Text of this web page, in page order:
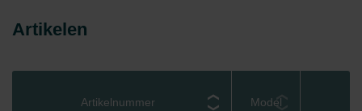
Artikelen
Artikelnummer Model